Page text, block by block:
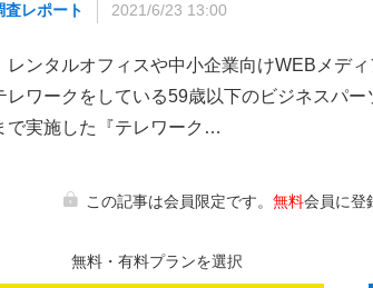
査レポート 2021/6/23 13:00
レンタルオフィスや中小企業向けWEBメデ
レワークをしている59歳以下のビジネスパ
で実施した『テレワーク…
この記事は会員限定です。 無料会員に登
無料・有料プランを選択